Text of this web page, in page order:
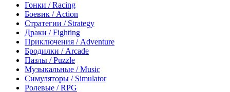
Гонки / Racing
Боевик / Action
Стратегии / Strategy
Драки / Fighting
Приключения / Adventure
Бродилки / Arcade
Пазлы / Puzzle
Музыкальные / Music
Симуляторы / Simulator
Ролевые / RPG